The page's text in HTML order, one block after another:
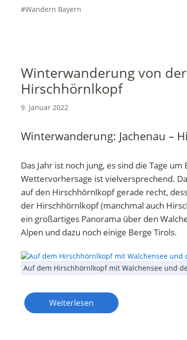
Wandern Bayern
Winterwanderung von
Hirschhörnlkopf
9. Januar 2022
Winterwanderung: Jachenau –
Das Jahr ist noch jung, es sind die Tage
Wettervorhersage ist vielversprechend.
auf den Hirschhörnlkopf gerade recht,
der Hirschhörnlkopf (manchmal auch
ein großartiges Panorama über den
Alpen und dazu noch einige Berge Tirols.
Auf dem Hirschhörnlkopf mit Walchensee und
Weiterlesen